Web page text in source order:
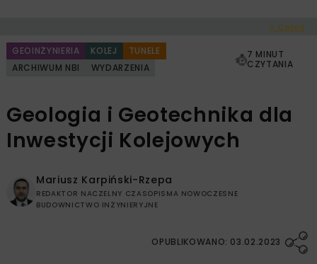
< Cofnij
GEOINŻYNIERIA KOLEJ
TUNELE
ARCHIWUM NBI
WYDARZENIA
7 MINUT
CZYTANIA
Geologia i Geotechnika dla
Inwestycji Kolejowych
Mariusz Karpiński-Rzepa
REDAKTOR NACZELNY CZASOPISMA NOWOCZESNE
BUDOWNICTWO INŻYNIERYJNE
OPUBLIKOWANO: 03.02.2023